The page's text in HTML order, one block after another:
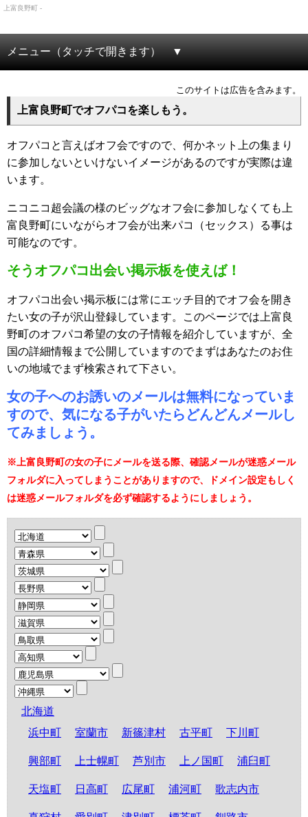
上富良野町 -
メニュー（タッチで開きます）
このサイトは広告を含みます。
上富良野町でオフパコを楽しもう。
オフパコと言えばオフ会ですので、何かネット上の集まり
に参加しないといけないイメージがあるのですが実際は違
います。
ニコニコ超会議の様のビッグなオフ会に参加しなくても上
富良野町にいながらオフ会が出来パコ（セックス）る事は
可能なのです。
そうオフパコ出会い掲示板を使えば！
オフパコ出会い掲示板には常にエッチ目的でオフ会を開き
たい女の子が沢山登録しています。このページでは上富良
野町のオフパコ希望の女の子情報を紹介していますが、全
国の詳細情報まで公開していますのでまずはあなたのお住
いの地域でまず検索されて下さい。
女の子へのお誘いのメールは無料になっていま
すので、気になる子がいたらどんどんメールし
てみましょう。
※上富良野町の女の子にメールを送る際、確認メールが迷惑メール
フォルダに入ってしまうことがありますので、ドメイン設定もしく
は迷惑メールフォルダを必ず確認するようにしましょう。
北海道
浜中町
室蘭市 新篠津村 古平町 下川町
興部町 上士幌町 芦別市 上ノ国町 浦臼町
天塩町 日高町 広尾町 浦河町 歌志内市